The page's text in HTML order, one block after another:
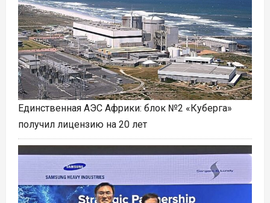
Единственная АЭС Африки: блок №2 «Куберга»
получил лицензию на 20 лет